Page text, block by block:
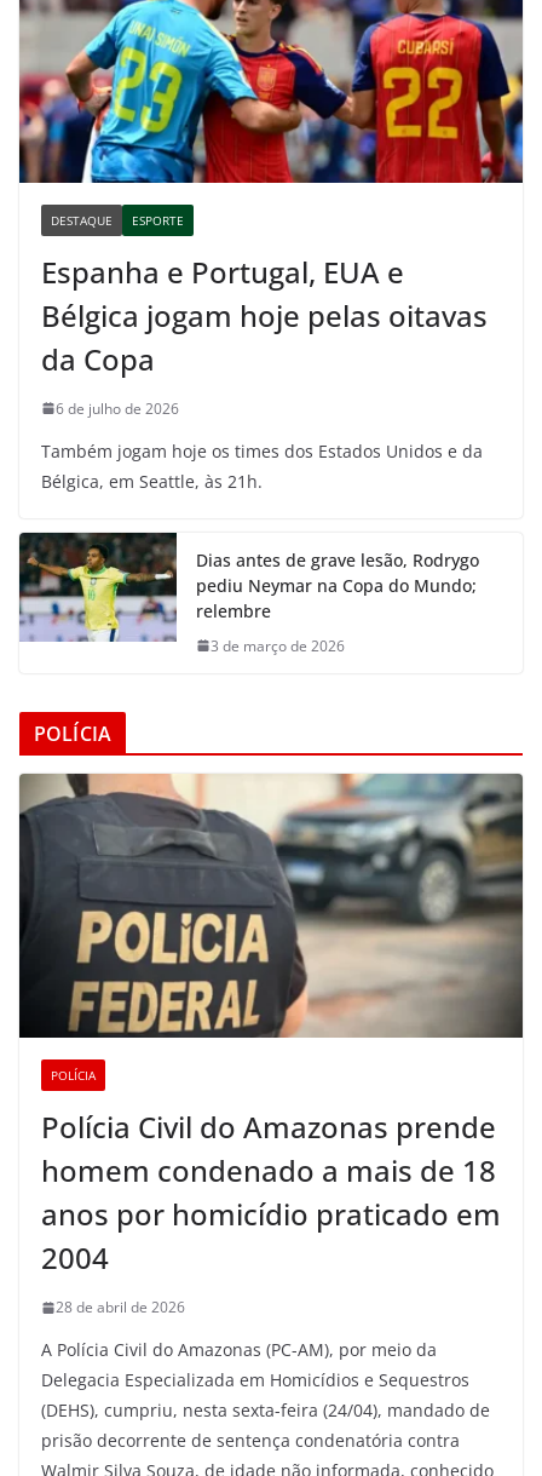
DESTAQUE ESPORTE
Espanha e Portugal, EUA e
Bélgica jogam hoje pelas oitavas
da Copa
6 de julho de 2026
Também jogam hoje os times dos Estados Unidos e da
Bélgica, em Seattle, às 21h.
Dias antes de grave lesão, Rodrygo
pediu Neymar na Copa do Mundo;
relembre
3 de março de 2026
POLÍCIA
POLÍCIA
Polícia Civil do Amazonas prende
homem condenado a mais de 18
anos por homicídio praticado em
2004
28 de abril de 2026
A Polícia Civil do Amazonas (PC-AM), por meio da
Delegacia Especializada em Homicídios e Sequestros
(DEHS), cumpriu, nesta sexta-feira (24/04), mandado de
prisão decorrente de sentença condenatória contra
Walmir Silva Souza, de idade não informada, conhecido